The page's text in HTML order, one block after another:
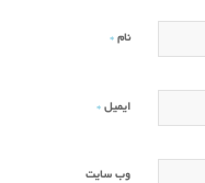
نام *
ایمیل *
وب‌ سایت